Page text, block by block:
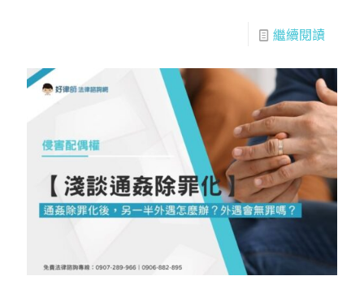
繼續閱讀